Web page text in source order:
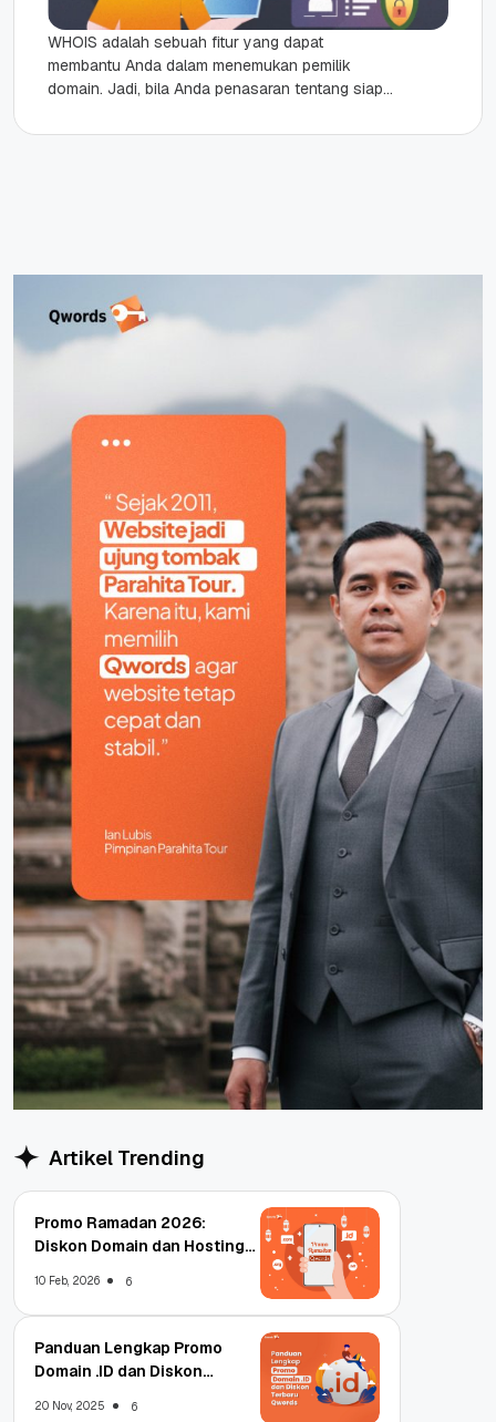
WHOIS adalah sebuah fitur yang dapat
membantu Anda dalam menemukan pemilik
domain. Jadi, bila Anda penasaran tentang siapa
menggunakan...
Artikel Trending
Promo Ramadan 2026:
Diskon Domain dan Hosting
10 Feb, 2026 6
Panduan Lengkap Promo
Domain .ID dan Diskon
20 Nov, 2025 6